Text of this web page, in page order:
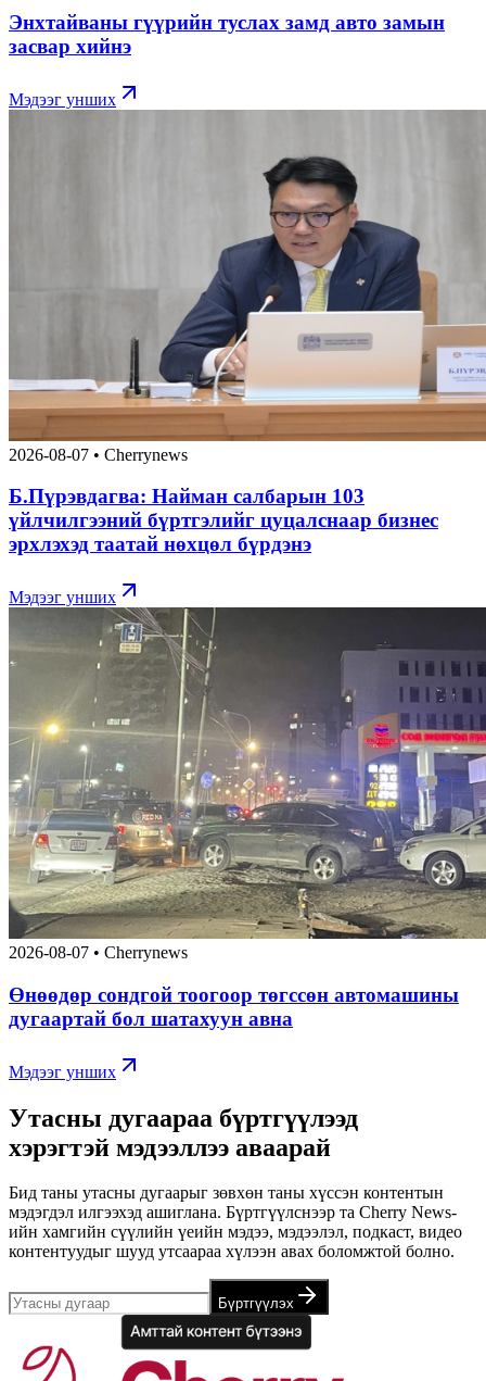
Энхтайваны гүүрийн туслах замд авто замын
засвар хийнэ
Мэдээг унших
2026-08-07 • Cherrynews
Б.Пүрэвдагва: Найман салбарын 103
үйлчилгээний бүртгэлийг цуцалснаар бизнес
эрхлэхэд таатай нөхцөл бүрдэнэ
Мэдээг унших
2026-08-07 • Cherrynews
Өнөөдөр сондгой тоогоор төгссөн автомашины
дугаартай бол шатахуун авна
Мэдээг унших
Утасны дугаараа бүртгүүлээд
хэрэгтэй мэдээллээ аваарай
Бид таны утасны дугаарыг зөвхөн таны хүссэн контентын
мэдэгдэл илгээхэд ашиглана. Бүртгүүлснээр та Cherry News-
ийн хамгийн сүүлийн үеийн мэдээ, мэдээлэл, подкаст, видео
контентуудыг шууд утсаараа хүлээн авах боломжтой болно.
Бүртгүүлэх